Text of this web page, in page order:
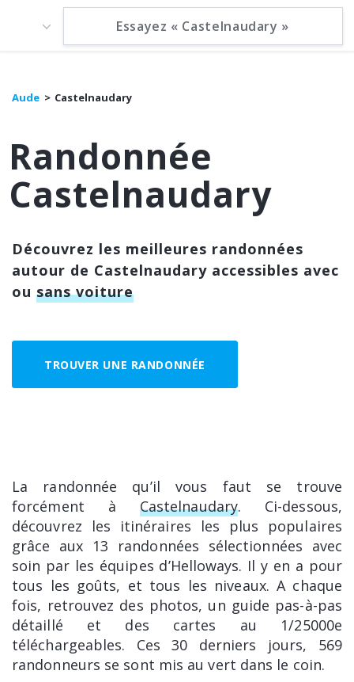
Aude Castelnaudary
Randonnée
Castelnaudary
Découvrez les meilleures randonnées
autour de Castelnaudary accessibles avec
ou sans voiture
TROUVER UNE RANDONNÉE
La randonnée qu’il vous faut se trouve
forcément à Castelnaudary. Ci-dessous,
découvrez les itinéraires les plus populaires
grâce aux 13 randonnées sélectionnées avec
soin par les équipes d’Helloways. Il y en a pour
tous les goûts, et tous les niveaux. A chaque
fois, retrouvez des photos, un guide pas-à-pas
détaillé et des cartes au 1/25000e
téléchargeables. Ces 30 derniers jours, 569
randonneurs se sont mis au vert dans le coin.